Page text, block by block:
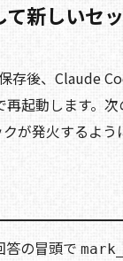
新しいセ
存後、Claude
起動します。次
が発火するよう
答の冒頭で